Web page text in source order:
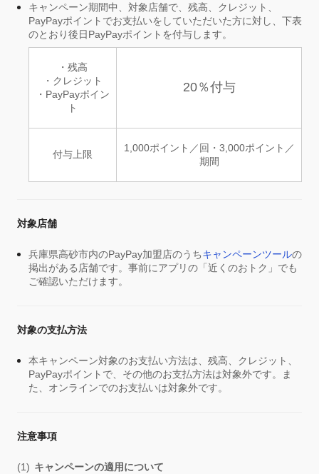
キャンペーン期間中、対象店舗で、残高、クレジット、
PayPayポイントでお支払いをしていただいた方に対し、下表
のとおり後日PayPayポイントを付与します。
・残高
・クレジット
・PayPayポイン
ト
20％付与
付与上限
1,000ポイント／回・3,000ポイント／
期間
対象店舗
兵庫県高砂市内のPayPay加盟店のうちキャンペーンツールの
掲出がある店舗です。事前にアプリの「近くのおトク」でも
ご確認いただけます。
対象の支払方法
本キャンペーン対象のお支払い方法は、残高、クレジット、
PayPayポイントで、その他のお支払方法は対象外です。ま
た、オンラインでのお支払いは対象外です。
注意事項
キャンペーンの適用について